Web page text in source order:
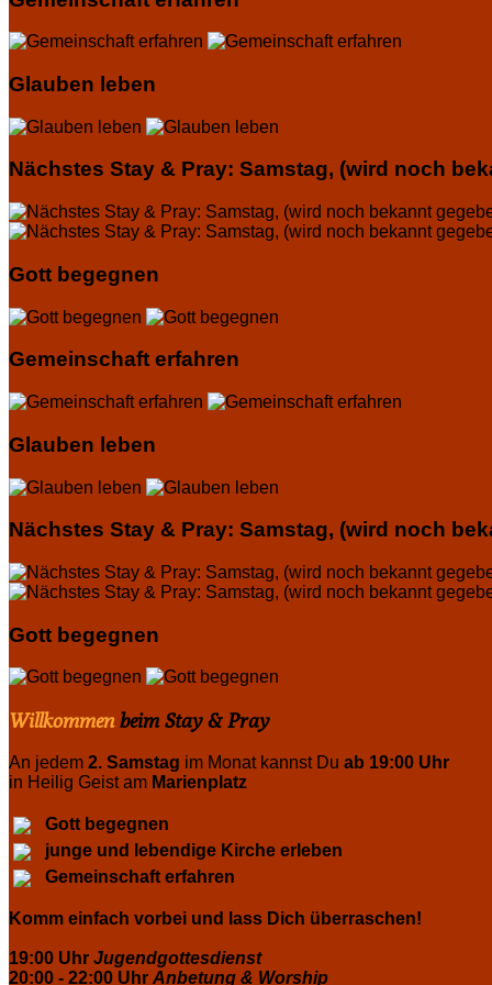
Glauben leben
Nächstes Stay & Pray: Samstag, (wird noch
Gott begegnen
Gemeinschaft erfahren
Glauben leben
Nächstes Stay & Pray: Samstag, (wird noch
Gott begegnen
Willkommenbeim Stay & Pray
An jedem 2. Samstag im Monat kannst Du ab 19:00 Uhr
in Heilig Geist am Marienplatz
Gott begegnen
junge und lebendige Kirche erleben
Gemeinschaft erfahren
Komm einfach vorbei und lass Dich überraschen!
19:00 Uhr Jugendgottesdienst
20:00 - 22:00 Uhr Anbetung & Worship